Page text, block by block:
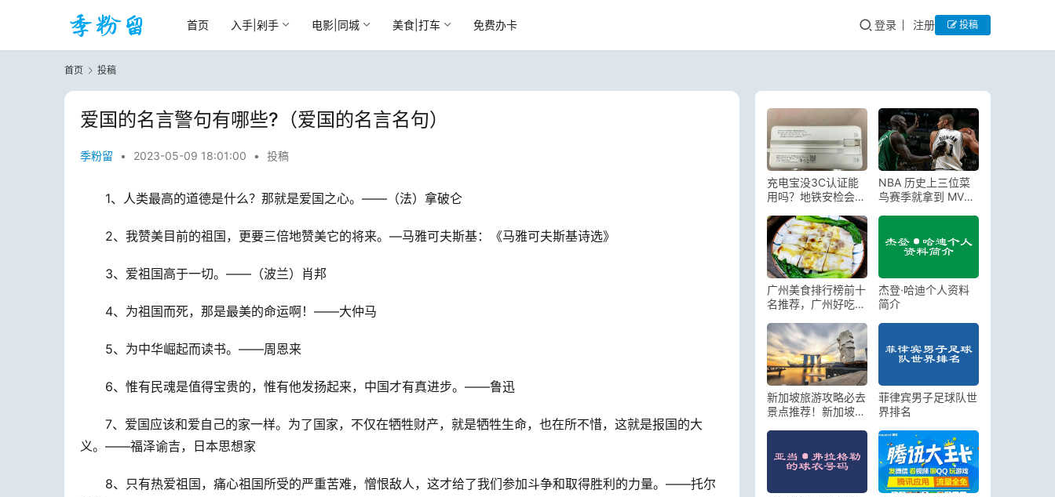
首页 入手|剁手 电影|同城 美食|打车 免费办卡 登录 注册 投稿
首页 投稿
爱国的名言警句有哪些?（爱国的名言名句）
季粉留 • 2023-05-09 18:01:00 • 投稿
1、人类最高的道德是什么？那就是爱国之心。——（法）拿破仑
2、我赞美目前的祖国，更要三倍地赞美它的将来。—马雅可夫斯基：《马雅可夫斯基诗选》
3、爱祖国高于一切。——（波兰）肖邦
4、为祖国而死，那是最美的命运啊！——大仲马
5、为中华崛起而读书。——周恩来
6、惟有民魂是值得宝贵的，惟有他发扬起来，中国才有真进步。——鲁迅
7、爱国应该和爱自己的家一样。为了国家，不仅在牺牲财产，就是牺牲生命，也在所不惜，这就是报国的大
义。——福泽谕吉，日本思想家
8、只有热爱祖国，痛心祖国所受的严重苦难，憎恨敌人，这才给了我们参加斗争和取得胜利的力量。——托尔
充电宝没3C认证能
用吗？地铁安检会查
NBA 历史上三位菜
鸟赛季就拿到 MVP
广州美食排行榜前十
名推荐，广州好吃的
杰登·哈迪个人资料
简介
新加坡旅游攻略必去
景点推荐！新加坡有
菲律宾男子足球队世
界排名